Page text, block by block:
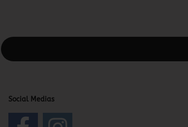
Social Medias